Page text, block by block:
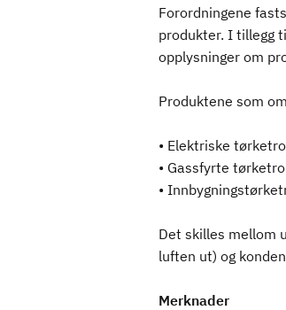
Forordningene
produkter. I tillegg
opplysninger om
Produktene som
• Elektriske
• Gassfyrte
•
Det skilles mellom
luften ut) og
Merknader